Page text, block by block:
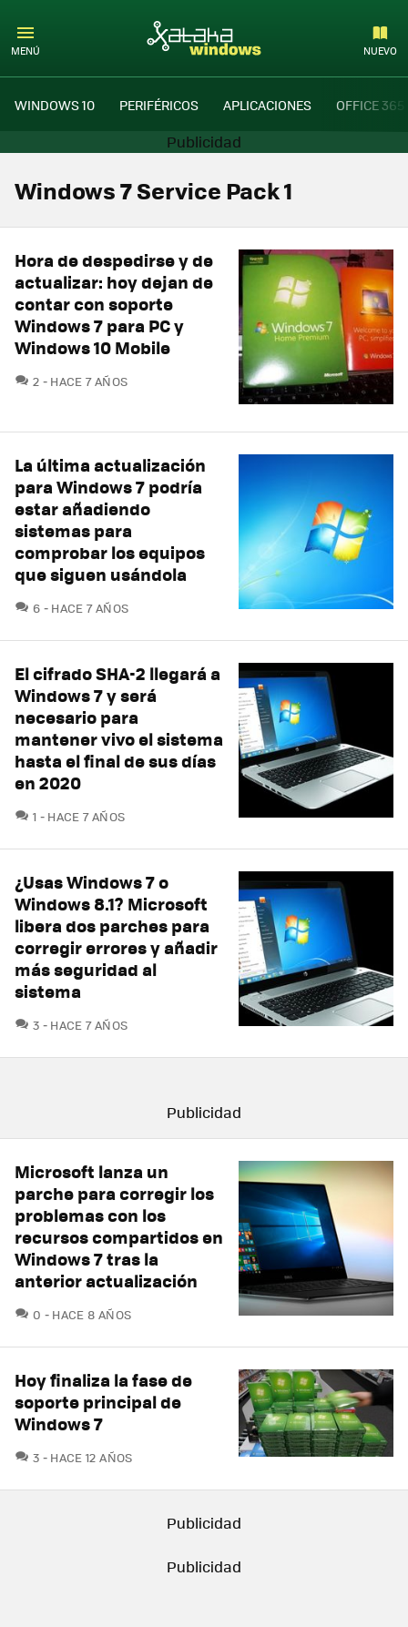
MENÚ NUEVO
WINDOWS 10 PERIFÉRICOS APLICACIONES OFFICE 365
Windows 7 Service Pack 1
Hora de despedirse y de
actualizar: hoy dejan de
contar con soporte
Windows 7 para PC y
Windows 10 Mobile
2 COMENTARIOS
HACE 7 AÑOS
La última actualización
para Windows 7 podría
estar añadiendo
sistemas para
comprobar los equipos
que siguen usándola
6 COMENTARIOS
HACE 7 AÑOS
El cifrado SHA-2 llegará a
Windows 7 y será
necesario para
mantener vivo el sistema
hasta el final de sus días
en 2020
1 COMENTARIOS
HACE 7 AÑOS
¿Usas Windows 7 o
Windows 8.1? Microsoft
libera dos parches para
corregir errores y añadir
más seguridad al
sistema
3 COMENTARIOS
HACE 7 AÑOS
Microsoft lanza un
parche para corregir los
problemas con los
recursos compartidos en
Windows 7 tras la
anterior actualización
0 COMENTARIOS
HACE 8 AÑOS
Hoy finaliza la fase de
soporte principal de
Windows 7
3 COMENTARIOS
HACE 12 AÑOS